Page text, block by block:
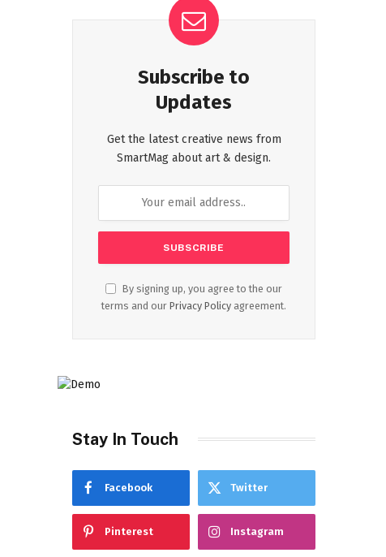
Subscribe to
Updates
Get the latest creative news from
SmartMag about art & design.
By signing up, you agree to the our
terms and our Privacy Policy agreement.
Stay In Touch
Facebook Twitter
Pinterest Instagram